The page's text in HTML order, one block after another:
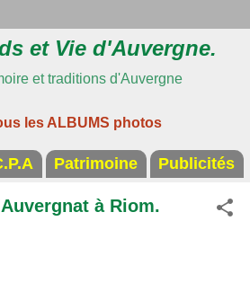
et Vie d'Auvergne.
et traditions d'Auvergne
les ALBUMS photos
Patrimoine Publicités
à Riom.